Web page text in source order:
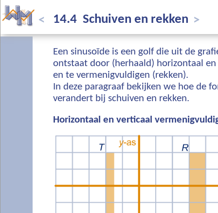
< 14.4 Schuiven en rekken >
Een sinusoïde is een golf die uit de
ontstaat door (herhaald) horizontaal
en te vermenigvuldigen (rekken).
In deze paragraaf bekijken we hoe de
verandert bij schuiven en rekken.
Horizontaal en verticaal